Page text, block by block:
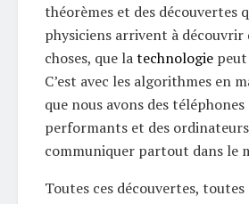
théorèmes et des découvertes
physiciens arrivent à découvrir
choses, que latechnologie
C’est avec les algorithmes en
que nous avons des
performants et des
communiquer partout dans le
Toutes ces découvertes, toutes